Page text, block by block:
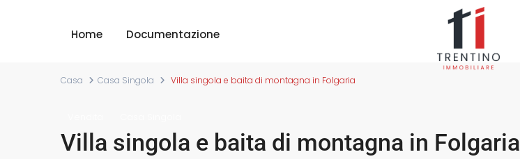
Home Documentazione
Casa Casa Singola Villa singola e baita di montagna in Folgaria
Villa singola e baita di montagna in Folgaria